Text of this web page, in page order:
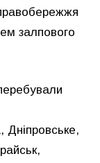
залпового
Дніпровське,